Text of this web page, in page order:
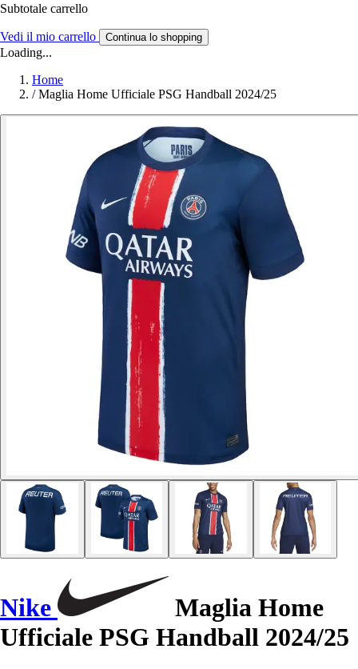
Subtotale carrello
Vedi il mio carrello Continua lo shopping
Loading...
Home
/ Maglia Home Ufficiale PSG Handball 2024/25
Nike
Maglia Home
Ufficiale PSG Handball 2024/25